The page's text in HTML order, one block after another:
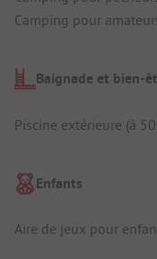
Camping pour
Baignade et bien-
Piscine extérieure (à
Enfants
Aire de jeux pour